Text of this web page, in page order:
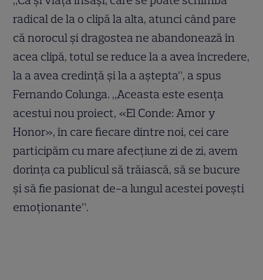
radical de la o clipă la alta, atunci când pare
că norocul și dragostea ne abandonează în
acea clipă, totul se reduce la a avea încredere,
la a avea credință și la a aștepta”, a spus
Fernando Colunga. „Aceasta este esența
acestui nou proiect, «El Conde: Amor y
Honor», în care fiecare dintre noi, cei care
participăm cu mare afecțiune zi de zi, avem
dorința ca publicul să trăiască, să se bucure
și să fie pasionat de-a lungul acestei povești
emoționante”.